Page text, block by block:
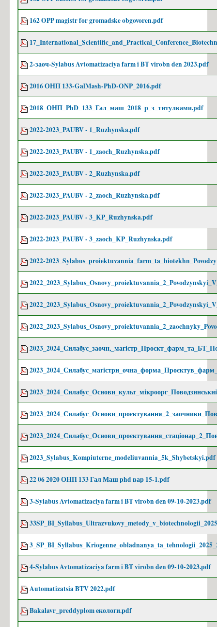
Контакти відбіркової комісії ФБТ
Вартість навчання 2022/2023
Кар’єрний путівник КПІ ім. Ігоря Сікорського
Часті питання про ФБТ
Студент
Розклад
Освітні програми
СЕРТИФІКАТНА ПРОГРАМА
Навчальні плани
Силабуси навчальних дисциплін
Бакалаврат
Доктор філософії
Практика студентів
Переддипломна практика
Робочі програми практики 2024
ПРАКТИКА: РЕКОМЕНДАЦІЇ ДО ОРГАНІЗАЦІЇ,
ПРОХОДЖЕННЯ ТА ЗВІТУВАННЯ
БАКАЛАВРСЬКА ПРАКТИКА: РЕКОМЕНДАЦІЇ ДО
ОРГАНІЗАЦІЇ, ПРОХОДЖЕННЯ ТА ЗВІТУВАННЯ
Зустрічі з роботодавцями
Навчальні дисципліни
Каталог вибіркових дисциплін
Навчальні програми дисциплін
Працевлаштування випускників
Спорт в НТУУ "КПІ"
Індивідуальні плани магістрів
Анотації курсових та дипломних робіт магістрів/спеціалістів
Куратори академічних груп
Презентації дипломних робіт студентів
Дослідження
Наукові розробки Шибецький Владислав Юрійович
162 OPP magistr for gromadske obgovoren.pdf
2-заоч-Sylabus Avtomatizaciya farm i BT virobn den 2023.pdf
2016 ОНП 133-GalMash-PhD-ONP_2016.pdf
2018_ОНП_PhD_133_Гал_маш_2018_р_з_титулками.pdf
2022-2023_PAUBV - 1_Ruzhynska.pdf
2022-2023_PAUBV - 1_zaoch_Ruzhynska.pdf
2022-2023_PAUBV - 2_Ruzhynska.pdf
2022-2023_PAUBV - 2_zaoch_Ruzhynska.pdf
2022-2023_PAUBV - 3_KP_Ruzhynska.pdf
2022-2023_PAUBV - 3_zaoch_KP_Ruzhynska.pdf
2022-
2023_Sylabus_Kompiuterne_modeliuvannia_5k_Shybetskyi.pdf
22 06 2020 ОНП 133 Гал Маш phd вар 15-1.pdf
3-Sylabus Avtomatizaciya farm i BT virobn den 09-10-2023.pdf
4-Sylabus Avtomatizaciya farm i BT virobn den 09-10-2023.pdf
Automatizatsia BTV 2022.pdf
Bakalavr_preddyplom екологи.pdf